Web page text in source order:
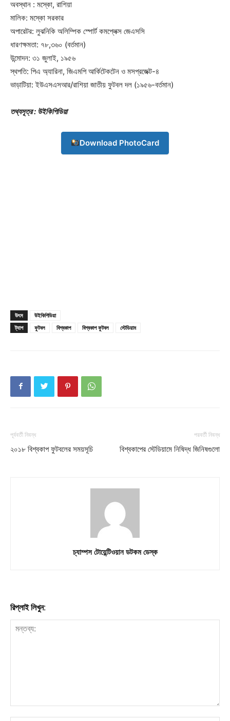
Company
About
Contact us
Subscription Plans
Download PhotoCard
অবস্থান : মস্কো, রাশিয়া
মালিক: মস্কো সরকার
অপারেটর: লুঝনিকি অলিম্পিক স্পোর্ট কমপ্লেক্স জেএসসি
ধারণক্ষমতা: ৭৮,৩৬০ (বর্তমান)
উন্মোদন: ৩১ জুলাই, ১৯৫৬
স্থপতি: পিএ অ্যারিনা, জিএমপি আর্কিটেকটেন ও মসপ্রজেক্ট-৪
ভাড়াটিয়া: ইউএসএসআর/রাশিয়া জাতীয় ফুটবল দল (১৯৫৬-বর্তমান)
তথ্যসূত্র : উইকিপিডিয়া
Download PhotoCard
উৎস
উইকিপিডিয়া
ট্যাগ
ফুটবল বিশ্বকাপ বিশ্বকাপ ফুটবল স্টেডিয়াম
পূর্ববর্তী নিবন্ধ
২০১৮ বিশ্বকাপ ফুটবলের সময়সূচি
পরবর্তী নিবন্ধ
বিশ্বকাপের স্টেডিয়ামে নিষিদ্ধ জিনিষগুলো
চ্যাম্পস টোয়েন্টিওয়ান ডটকম ডেস্ক
রিপ্লাই লিখুন: